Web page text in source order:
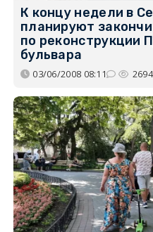
К концу недели в
планируют
по реконструкции
бульвара
03/06/2008 08:11 2694